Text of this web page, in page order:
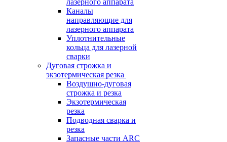
лазерного аппарата
Каналы
направляющие для
лазерного аппарата
Уплотнительные
кольца для лазерной
сварки
Дуговая строжка и
экзотермическая резка
Воздушно-дуговая
строжка и резка
Экзотермическая
резка
Подводная сварка и
резка
Запасные части ARC